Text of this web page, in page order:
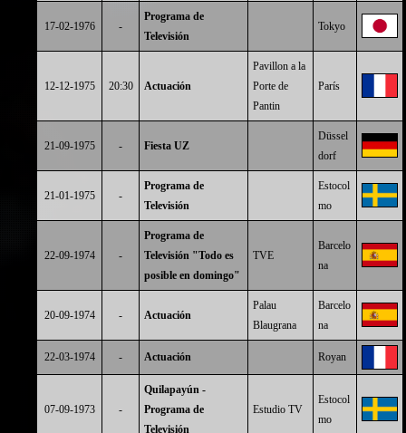
17-02-1976 -
Programa de
Televisión
Tokyo
12-12-1975 20:30 Actuación
Pavillon a la
Porte de
Pantin
París
21-09-1975 - Fiesta UZ
Düssel
dorf
21-01-1975 -
Programa de
Televisión
Estocol
mo
22-09-1974 -
Programa de
Televisión "Todo es
posible en domingo"
TVE
Barcelo
na
20-09-1974 - Actuación
Palau
Blaugrana
Barcelo
na
22-03-1974 - Actuación Royan
07-09-1973 -
Quilapayún -
Programa de
Televisión
Estudio TV
Estocol
mo